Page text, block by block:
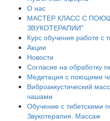
О нас
МАСТЕР КЛАСС С
ЗВУКОТЕРАПИИ"
Курс обучения работе
Акции
Новости
Согласие на обработку
Медитация с поющими
Виброаккустический
чашами
Обучение с
Звукотерапия. Массаж